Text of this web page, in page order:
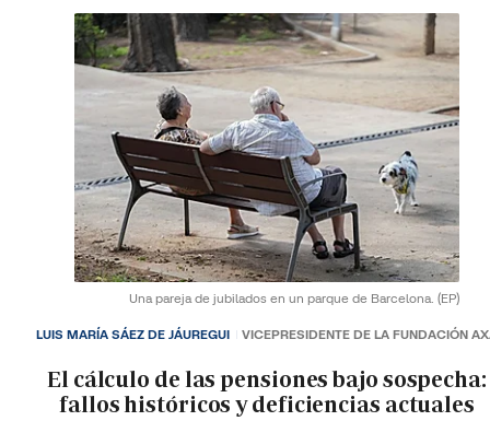
Una pareja de jubilados en un parque de Barcelona. (EP)
El cálculo de las pensiones bajo sospecha:
fallos históricos y deficiencias actuales
LUIS MARÍA SÁEZ DE JÁUREGUI VICEPRESIDENTE DE LA FUNDACIÓN